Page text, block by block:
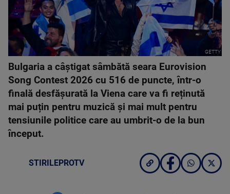
GETTY
Bulgaria a câștigat sâmbătă seara Eurovision
Song Contest 2026 cu 516 de puncte, într-o
finală desfășurată la Viena care va fi reținută
mai puțin pentru muzică și mai mult pentru
tensiunile politice care au umbrit-o de la bun
început.
STIRILEPROTV